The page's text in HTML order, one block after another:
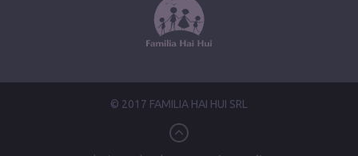
© 2017 FAMILIA HAI HUI SRL